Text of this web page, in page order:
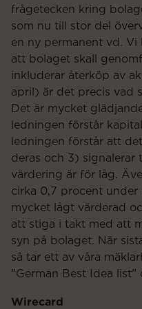
frågetecken kring
som nu till stor del
en ny permanent vd.
att bolaget skall
inkluderar återköp av
april) är det precis vad
Det är mycket
ledningen förstår
ledningen förstår att
deras och 3) signalerar
värdering är för låg.
cirka 0,7 procent
mycket lågt värderad
att stiga i takt med att
syn på bolaget. När
så tar ett av våra
”German Best Idea
Wirecard